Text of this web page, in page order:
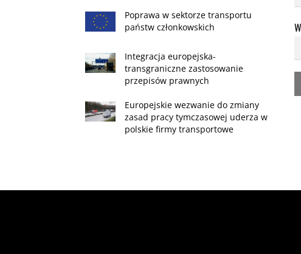
Poprawa w sektorze transportu
państw członkowskich
Integracja europejska-
transgraniczne zastosowanie
przepisów prawnych
Europejskie wezwanie do zmiany
zasad pracy tymczasowej uderza w
polskie firmy transportowe